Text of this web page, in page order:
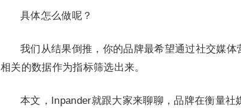
具体怎么做呢？
我们从结果倒推，你的品牌最希望通过社交媒
相关的数据作为指标筛选出来。
本文，Inpander就跟大家来聊聊，品牌在衡量